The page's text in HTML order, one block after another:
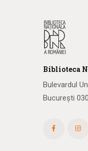
Biblioteca N
Bulevardul
București